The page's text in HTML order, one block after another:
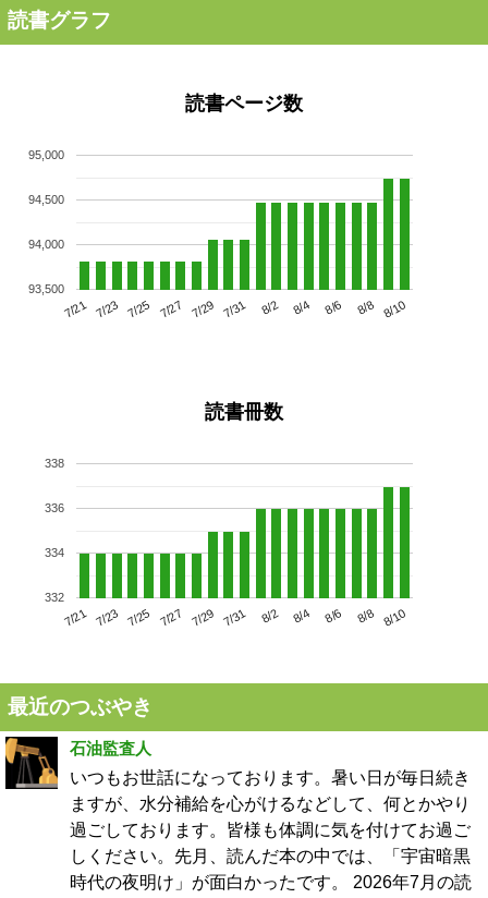
読書グラフ
読書ページ数
7/21 7/23 7/25 7/27 7/29 7/31 8/2 8/4 8/6 8/8 8/10
93,500
94,000
94,500
95,000
読書冊数
7/21 7/23 7/25 7/27 7/29 7/31 8/2 8/4 8/6 8/8 8/10
332
334
336
338
最近のつぶやき
石油監査人
いつもお世話になっております。暑い日が毎日続き
ますが、水分補給を心がけるなどして、何とかやり
過ごしております。皆様も体調に気を付けてお過ご
しください。先月、読んだ本の中では、「宇宙暗黒
時代の夜明け」が面白かったです。 2026年7月の読